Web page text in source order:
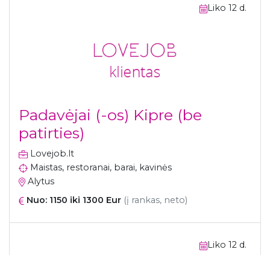
Liko 12 d.
Padavėjai (-os) Kipre (be
patirties)
Lovejob.lt
Maistas, restoranai, barai, kavinės
Alytus
Nuo: 1150 iki 1300 Eur (į rankas, neto)
Liko 12 d.